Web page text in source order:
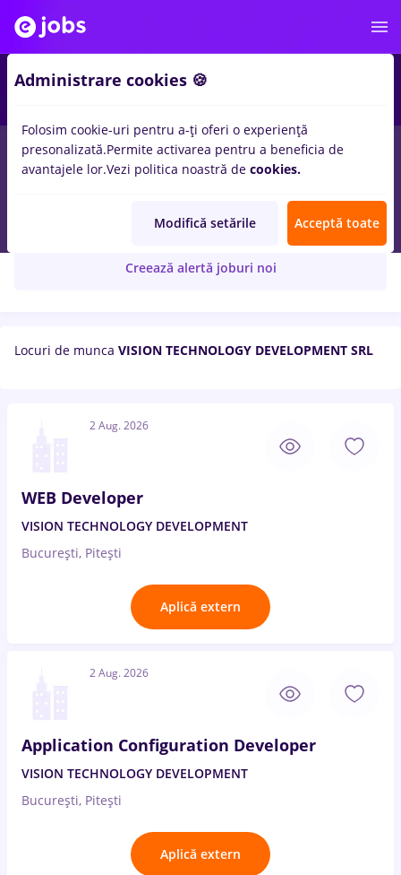
VISION TECHNOLOGY DEVELOPMENT SRL
Creează alertă joburi noi
Locuri de munca VISION TECHNOLOGY DEVELOPMENT SRL
2 Aug. 2026
WEB Developer
VISION TECHNOLOGY DEVELOPMENT
București, Pitești
Aplică extern
2 Aug. 2026
Application Configuration Developer
VISION TECHNOLOGY DEVELOPMENT
București, Pitești
Aplică extern
Administrare cookies 🍪
Folosim cookie-uri pentru a-ți oferi o experiență
presonalizată.Permite activarea pentru a beneficia de
avantajele lor.Vezi politica noastră de cookies.
Modifică setările Acceptă toate